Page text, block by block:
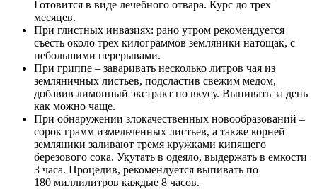
Готовится в виде лечебного отвара. Курс до трех
месяцев.
При глистных инвазиях: рано утром рекомендуется
съесть около трех килограммов земляники натощак, с
небольшими перерывами.
При гриппе – заваривать несколько литров чая из
земляничных листьев, подсластив свежим медом,
добавив лимонный экстракт по вкусу. Выпивать за день
как можно чаще.
При обнаружении злокачественных новообразований –
сорок грамм измельченных листьев, а также корней
земляники заливают тремя кружками кипящего
березового сока. Укутать в одеяло, выдержать в емкости
3 часа. Процедив, рекомендуется выпивать по
180 миллилитров каждые 8 часов.